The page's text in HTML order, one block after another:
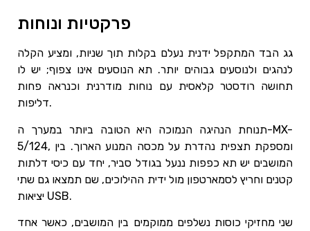
פרקטיות ונוחות
גג הבד המתקפל ידנית נעלם בקלות תוך שניות, ומציע הקלה
לנהגים ולנוסעים גבוהים יותר. תא הנוסעים אינו צפוף; יש לו
תחושה רודסטר קלאסית עם נוחות מודרנית וכנראה פחות
דליפות.
תנוחת הנהיגה הנמוכה היא הטובה ביותר במערך ה-MX-
5/124, ומספקת תצפית נהדרת על מכסה המנוע הארוך. בין
המושבים יש תא כפפות ננעל בגודל סביר, יחד עם כיסי דלתות
קטנים וחריץ לסמארטפון מול ידית ההילוכים, שם תמצאו גם שתי
יציאות USB.
שני מחזיקי כוסות נשלפים ממוקמים בין המושבים, כאשר אחד